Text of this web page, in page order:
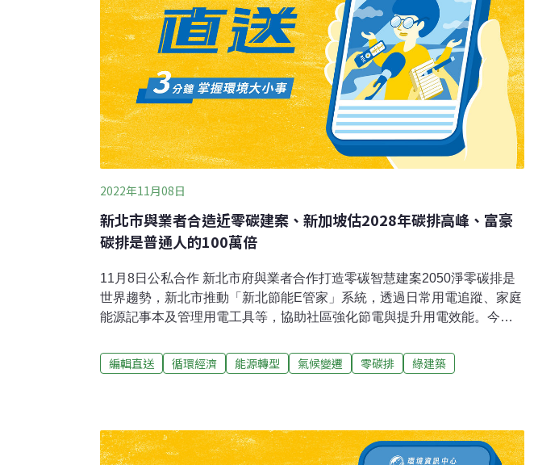
2022年11月08日
新北市與業者合造近零碳建案、新加坡估2028年碳排高峰、富豪
碳排是普通人的100萬倍
11月8日公私合作 新北市府與業者合作打造零碳智慧建案2050淨零碳排是
世界趨勢，新北市推動「新北節能E管家」系統，透過日常用電追蹤、家庭
能源記事本及管理用電工具等，協助社區強化節電與提升用電效能。今日
直接導入系統，將在新北市打造全國第一座以智慧服務達近零碳的示範新
建案，導引全市建築物逐步達成智慧零碳建築。環保局副局長朱益君說，
住戶用電特徵以維持良好的節電行為持續達成節電效果，未來將再施行零
碳電力達成建築淨零的目標。（工商時報報導）
編輯直送 循環經濟 能源轉型 氣候變遷 零碳排 綠建築